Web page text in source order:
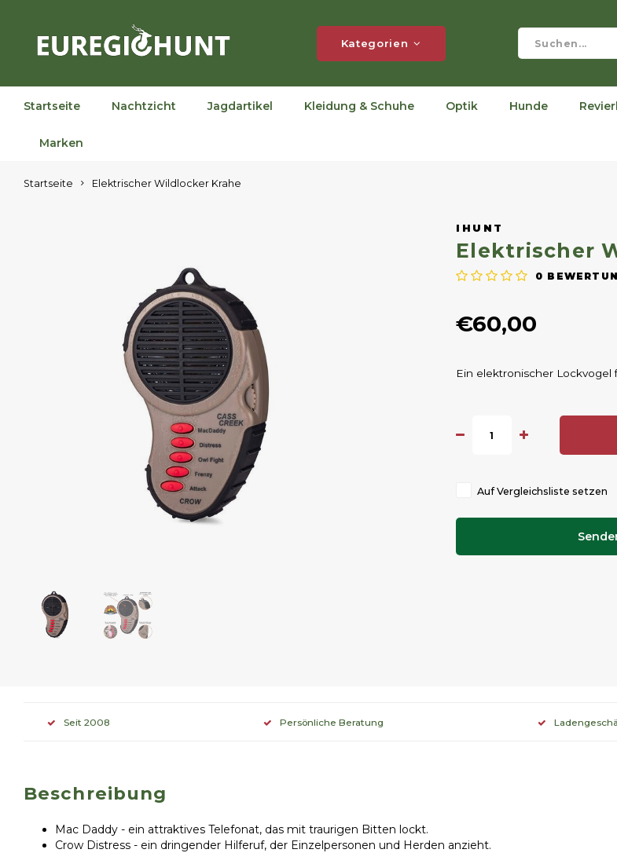
Kategorien
Startseite Nachtzicht Jagdartikel Kleidung & Schuhe Optik Hunde
Marken
Startseite Elektrischer Wildlocker Krahe
IHUNT
Elektrischer
0
€60,00
Ein elektronischer Lockvogel
Auf Vergleichsliste setzen
Seit 2008 Persönliche Beratung
Beschreibung
Mac Daddy - ein attraktives Telefonat, das mit traurigen Bitten lockt.
Crow Distress - ein dringender Hilferuf, der Einzelpersonen und Herden anzieht.